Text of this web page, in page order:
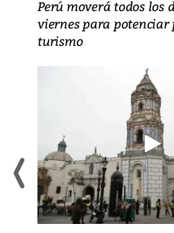
Perú moverá todos los
viernes para
turismo